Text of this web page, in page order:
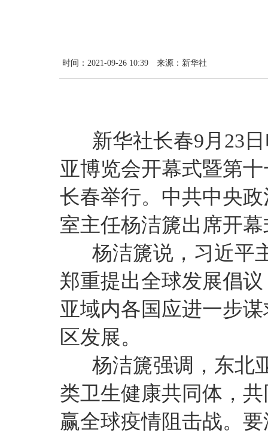
时间：2021-09-26 10:39 来源：新华社
新华社长春9月23日
亚博览会开幕式暨第
长春举行。中共中央
室主任杨洁篪出席开
杨洁篪说，习近平
郑重提出全球发展倡
亚域内各国应进一步
区发展。
杨洁篪强调，东北
类卫生健康共同体，
赢全球疫情阻击战。